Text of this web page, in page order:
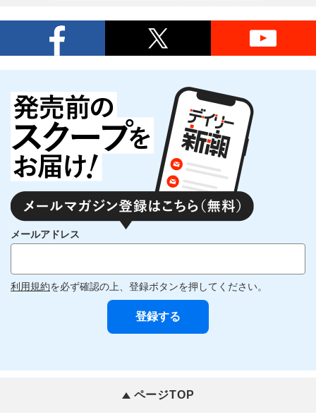
メールアドレス
利用規約を必ず確認の上、登録ボタンを押してください。
ページTOP